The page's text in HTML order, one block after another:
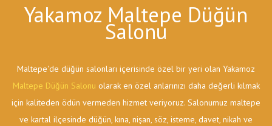
Yakamoz Maltepe Düğün
Salonu
Maltepe'de düğün salonları içerisinde özel bir yeri olan Yakamoz
Maltepe Düğün Salonu olarak en özel anlarınızı daha değerli kılmak
için kaliteden ödün vermeden hizmet veriyoruz. Salonumuz maltepe
ve kartal ilçesinde düğün, kına, nişan, söz, isteme, davet, nikah ve